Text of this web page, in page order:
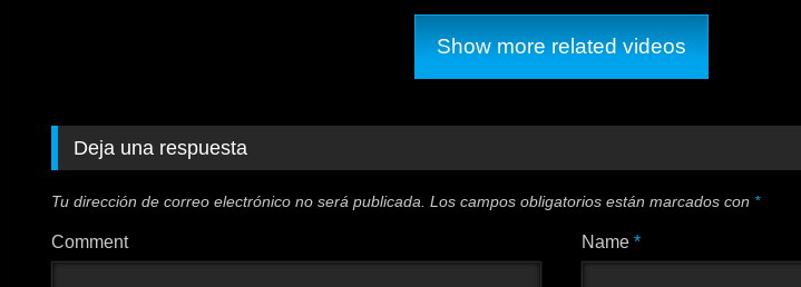
Show more related videos
Deja una respuesta
Tu dirección de correo electrónico no será publicada. Los campos obligatorios están marcados con *
Comment Name*